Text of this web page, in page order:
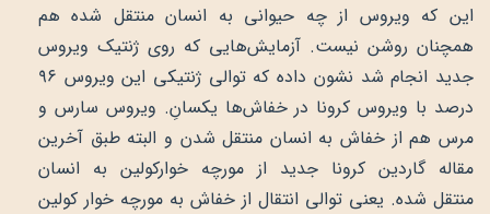
این که ویروس از چه حیوانی به انسان منتقل شده هم
همچنان روشن نیست. آزمایش‌هایی که روی ژنتیک ویروس
جدید انجام شد نشون داده که توالی ژنتیکی این ویروس ۹۶
درصد با ویروس کرونا در خفاش‌ها یکسانِ. ویروس سارس و
مرس هم از خفاش به انسان منتقل شدن و البته طبق آخرین
مقاله گاردین کرونا جدید از مورچه خوارکولین به انسان
منتقل شده. یعنی توالی انتقال از خفاش به مورچه خوار کولین